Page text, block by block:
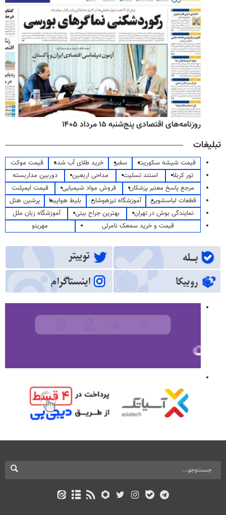
روزنامه‌های اقتصادی پنج‌شنبه ۱۵ مرداد ۱۴۰۵
تبلیغات
قیمت شیشه سکوریت سفیر خرید طلای آب شده
قیمت موکت
تور کربلا
استند تسلیت مداحی اربعین
دوربین مداربسته
مرجع پاسخ معتبر پزشکان
فروش مواد شیمیایی
قیمت ایمپلنت
قطعات لباسشویی
آموزشگاه تیزهوشان بلیط هواپیما
پرشین هتل
نمایندگی بوش در تهران
بهترین جراح بینی
آموزشگاه زبان ملل
قیمت و خرید سمعک نامرئی
مهرینو